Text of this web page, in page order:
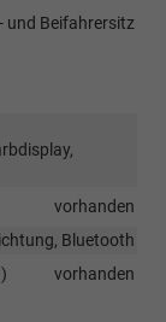
und Beifahrersitz
vorhanden
Bluetooth
vorhanden